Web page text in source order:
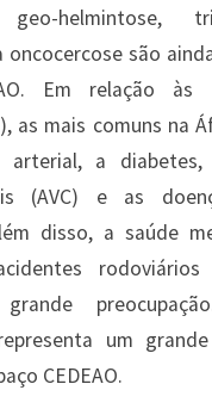
geo-helmintose,
oncocercose são
Em relação às
as mais comuns na
arterial, a diabetes,
(AVC) e as
disso, a saúde
rodoviários
um
CEDEAO.